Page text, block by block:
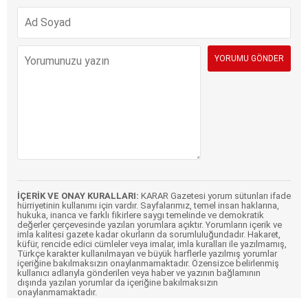
İÇERİK VE ONAY KURALLARI: KARAR Gazetesi yorum sütunları ifade
hürriyetinin kullanımı için vardır. Sayfalarımız, temel insan haklarına,
hukuka, inanca ve farklı fikirlere saygı temelinde ve demokratik
değerler çerçevesinde yazılan yorumlara açıktır. Yorumların içerik ve
imla kalitesi gazete kadar okurların da sorumluluğundadır. Hakaret,
küfür, rencide edici cümleler veya imalar, imla kuralları ile yazılmamış,
Türkçe karakter kullanılmayan ve büyük harflerle yazılmış yorumlar
içeriğine bakılmaksızın onaylanmamaktadır. Özensizce belirlenmiş
kullanıcı adlarıyla gönderilen veya haber ve yazının bağlamının
dışında yazılan yorumlar da içeriğine bakılmaksızın
onaylanmamaktadır.